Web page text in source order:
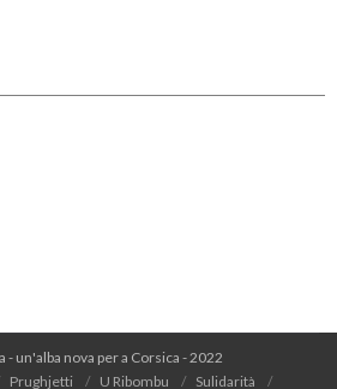
- un'alba nova per a Corsica - 2022
Prughjetti U Ribombu Sulidarità